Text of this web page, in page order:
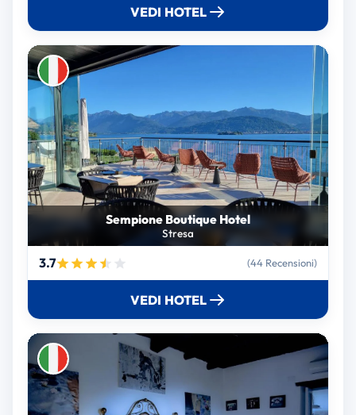
VEDI HOTEL
Sempione Boutique Hotel
Stresa
3.7 (44 Recensioni)
VEDI HOTEL